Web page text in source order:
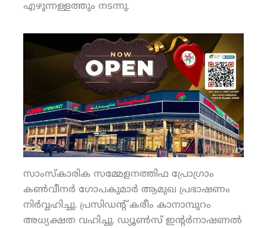
എഴുന്നള്ളത്തും നടന്നു.
സാംസ്‌കാരിക സമ്മേളനത്തിഫ പ്രോഗ്രാം
കണ്‍വീനര്‍ ഗോപകുമാര്‍ ആമുഖ പ്രഭാഷണം
നിര്‍വ്വഹിച്ചു. പ്രസിഡന്റ് കരീം കാനാമ്പുറം
അധ്യക്ഷത വഹിച്ചു. ഡ്യൂണ്‍സ് ഇന്റര്‍നാഷണല്‍